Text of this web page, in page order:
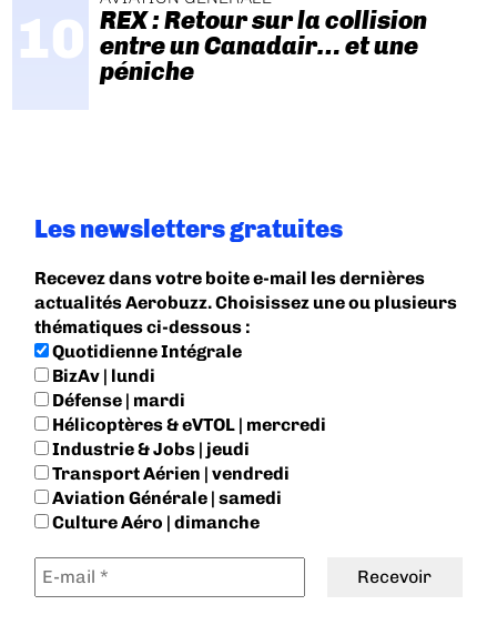
REX : Retour sur la collision
entre un Canadair… et une
péniche
Les newsletters gratuites
Recevez dans votre boite e-mail les dernières
actualités Aerobuzz. Choisissez une ou plusieurs
thématiques ci-dessous :
Quotidienne Intégrale
BizAv | lundi
Défense | mardi
Hélicoptères & eVTOL | mercredi
Industrie & Jobs | jeudi
Transport Aérien | vendredi
Aviation Générale | samedi
Culture Aéro | dimanche